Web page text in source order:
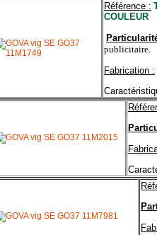
Référence :
COULEUR
publicitaire.
Fabrication :